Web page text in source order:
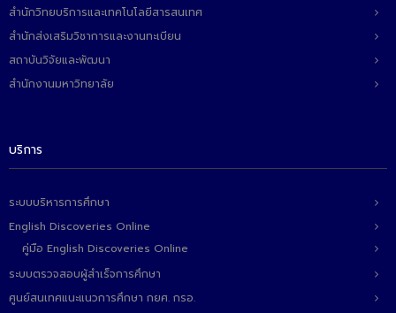
สำนักวิทยบริการและเทคโนโลยีสารสนเทศ
สำนักส่งเสริมวิชาการและงานทะเบียน
สถาบันวิจัยและพัฒนา
สำนักงานมหาวิทยาลัย
บริการ
ระบบบริหารการศึกษา
English Discoveries Online
คู่มือ English Discoveries Online
ระบบตรวจสอบผู้สำเร็จการศึกษา
ศูนย์สนเทศแนะแนวการศึกษา กยศ. กรอ.